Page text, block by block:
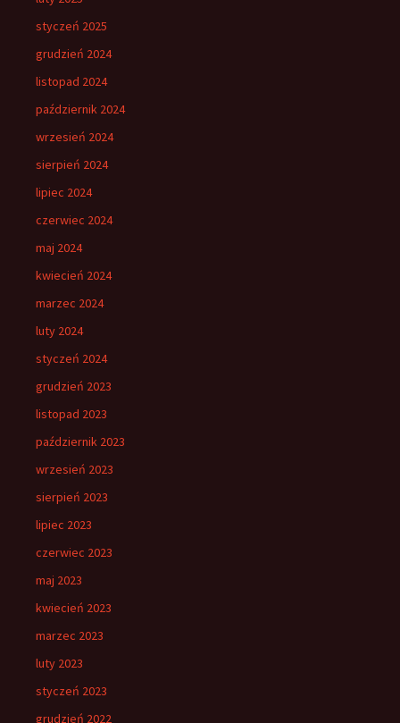
styczeń 2025
grudzień 2024
listopad 2024
październik 2024
wrzesień 2024
sierpień 2024
lipiec 2024
czerwiec 2024
maj 2024
kwiecień 2024
marzec 2024
luty 2024
styczeń 2024
grudzień 2023
listopad 2023
październik 2023
wrzesień 2023
sierpień 2023
lipiec 2023
czerwiec 2023
maj 2023
kwiecień 2023
marzec 2023
luty 2023
styczeń 2023
grudzień 2022